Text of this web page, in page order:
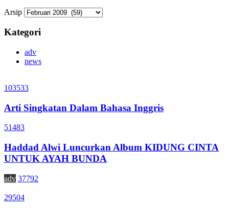
Arsip
Kategori
adv
news
103533
Arti Singkatan Dalam Bahasa Inggris
51483
Haddad Alwi Luncurkan Album KIDUNG CINTA
UNTUK AYAH BUNDA
adv 37792
29504